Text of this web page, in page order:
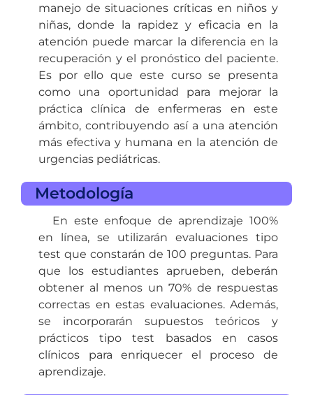
manejo de situaciones críticas en niños y
niñas, donde la rapidez y eficacia en la
atención puede marcar la diferencia en la
recuperación y el pronóstico del paciente.
Es por ello que este curso se presenta
como una oportunidad para mejorar la
práctica clínica de enfermeras en este
ámbito, contribuyendo así a una atención
más efectiva y humana en la atención de
urgencias pediátricas.
Metodología
En este enfoque de aprendizaje 100%
en línea, se utilizarán evaluaciones tipo
test que constarán de 100 preguntas. Para
que los estudiantes aprueben, deberán
obtener al menos un 70% de respuestas
correctas en estas evaluaciones. Además,
se incorporarán supuestos teóricos y
prácticos tipo test basados en casos
clínicos para enriquecer el proceso de
aprendizaje.